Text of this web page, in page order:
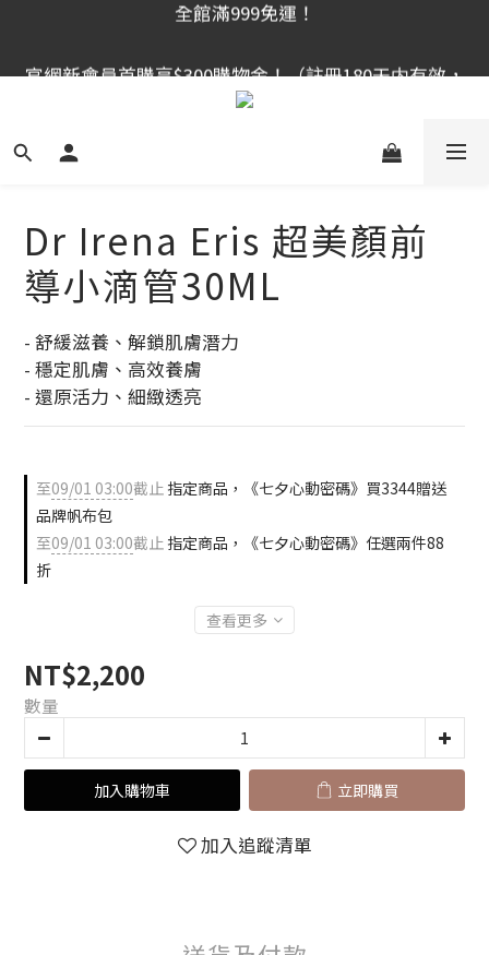
官網新會員首購享$300購物金！（註冊180天内有效，
官網新會員首購享$300購物金！（註冊180天内有效，
全館滿999免運！
Dr Irena Eris 超美顏前
導小滴管30ML
- 舒緩滋養、解鎖肌膚潛力
- 穩定肌膚、高效養膚
- 還原活力、細緻透亮
至09/01 03:00截止 指定商品，《七夕心動密碼》買3344贈送
品牌帆布包
至09/01 03:00截止 指定商品，《七夕心動密碼》任選兩件88
折
查看更多
NT$2,200
數量
加入購物車 立即購買
加入追蹤清單